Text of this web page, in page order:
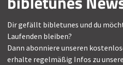
Dir gefällt bibletunes und du
Laufenden bleiben?
Dann abonniere unseren
erhalte regelmäßig Infos zu